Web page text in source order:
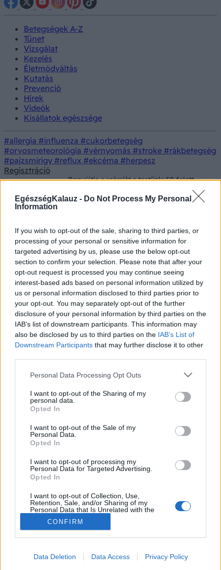
EgészségKalauz - Do Not Process My Personal
Information
If you wish to opt-out of the sale, sharing to third parties, or
processing of your personal or sensitive information for
targeted advertising by us, please use the below opt-out
section to confirm your selection. Please note that after your
opt-out request is processed you may continue seeing
interest-based ads based on personal information utilized by
us or personal information disclosed to third parties prior to
your opt-out. You may separately opt-out of the further
disclosure of your personal information by third parties on the
IAB’s list of downstream participants. This information may
also be disclosed by us to third parties on the IAB’s List of
Downstream Participants that may further disclose it to other
Please note that this website/app uses one or more Google
not limited to your visit or usage behaviour. You may click to
grant or deny consent to Google and its third-party tags to
use your data for below specified purposes in below Google
consent section.
Personal Data Processing Opt Outs
I want to opt-out of the Sharing of my
personal data.
Opted In
I want to opt-out of the Sale of my
Personal Data.
Opted In
I want to opt-out of processing my
Personal Data for Targeted Advertising.
Opted In
I want to opt-out of Collection, Use,
Retention, Sale, and/or Sharing of my
Personal Data that Is Unrelated with the
Purposes for which it was collected.
Opted Out
CONFIRM
Data Deletion Data Access Privacy Policy
Betegségek A-Z
Tünet
Vizsgálat
Kezelés
Életmódváltás
Kutatás
Prevenció
Hírek
Videók
Kisállatok egészsége
#allergia #influenza #cukorbetegség
#orvosmeteorológia #vérnyomás #stroke #rákbetegség
#pajzsmirigy #reflux #ekcéma #herpesz
Regisztráció
Benyújtja a számlát a testünk: 50 felett
ezekkel a betegségekkel bűnhődünk meg
minden lusta évért
felett ezekkel a betegségekkel
bűnhődünk meg minden lusta
évért